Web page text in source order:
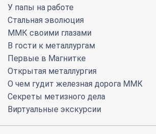
У папы на работе
Стальная эволюция
ММК своими глазами
В гости к металлургам
Первые в Магнитке
Открытая металлургия
О чем гудит железная дорога ММК
Секреты метизного дела
Виртуальные экскурсии